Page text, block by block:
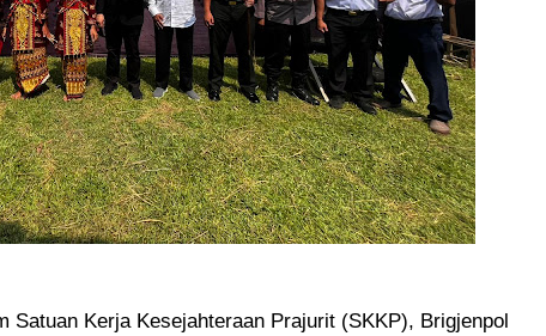
Satuan Kerja Kesejahteraan Prajurit (SKKP), Brigjenpol